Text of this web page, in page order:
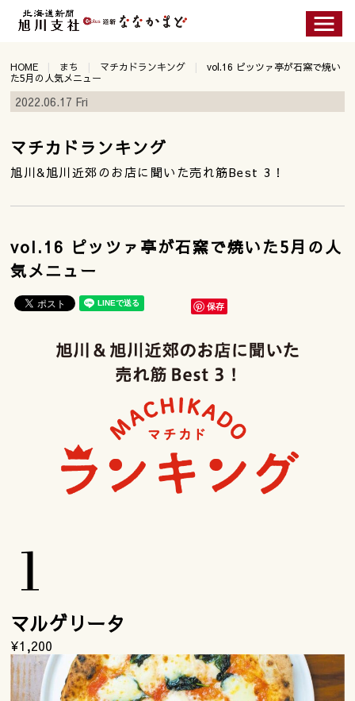
HOME まち マチカドランキング
vol.16 ピッツァ亭が石窯で焼い
た5月の人気メニュー
2022.06.17 Fri
マチカドランキング
旭川&旭川近郊のお店に聞いた売れ筋Best 3！
vol.16 ピッツァ亭が石窯で焼いた5月の人
気メニュー
保存
マルゲリータ
¥1,200